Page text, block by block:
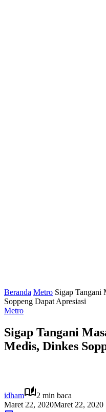
Beranda Metro Sigap Tangani
Soppeng Dapat Apresiasi
Metro
Sigap Tangani
Medis, Dinkes
idham
2 min baca
Maret 22, 2020Maret 22, 2020